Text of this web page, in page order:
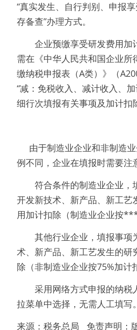
“真实发生、自行判别、申报
存备查”办理方式。
企业预缴享受研发费用加
需在《中华人民共和国企业所
缴纳税申报表（A类）》（
“减：免税收入、减计收入、
细行次填报有关事项及加计扣
例不同，企业在填报时需要注
符合条件的制造业企业，
开发新技术、新产品、新工艺
用加计扣除（制造业企业按
其他行业企业，填报事项
术、新产品、新工艺发生的研
除（非制造业企业按75%加计
采用网络方式申报的纳税
拉菜单中选择，无需人工填写。
来源：税务总局   免责声明：